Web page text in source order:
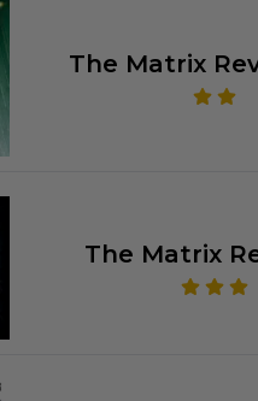
The Matrix
The Matrix